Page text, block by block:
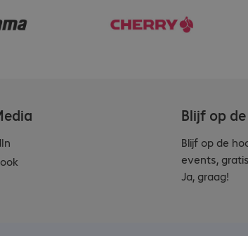
Blijf op
Blijf op de
events,
Ja, graag!